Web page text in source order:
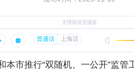
市推行“双随机、一公开”监管
问
五届奉贤区委第八轮巡察完成反馈
发布时间：2025-09-17